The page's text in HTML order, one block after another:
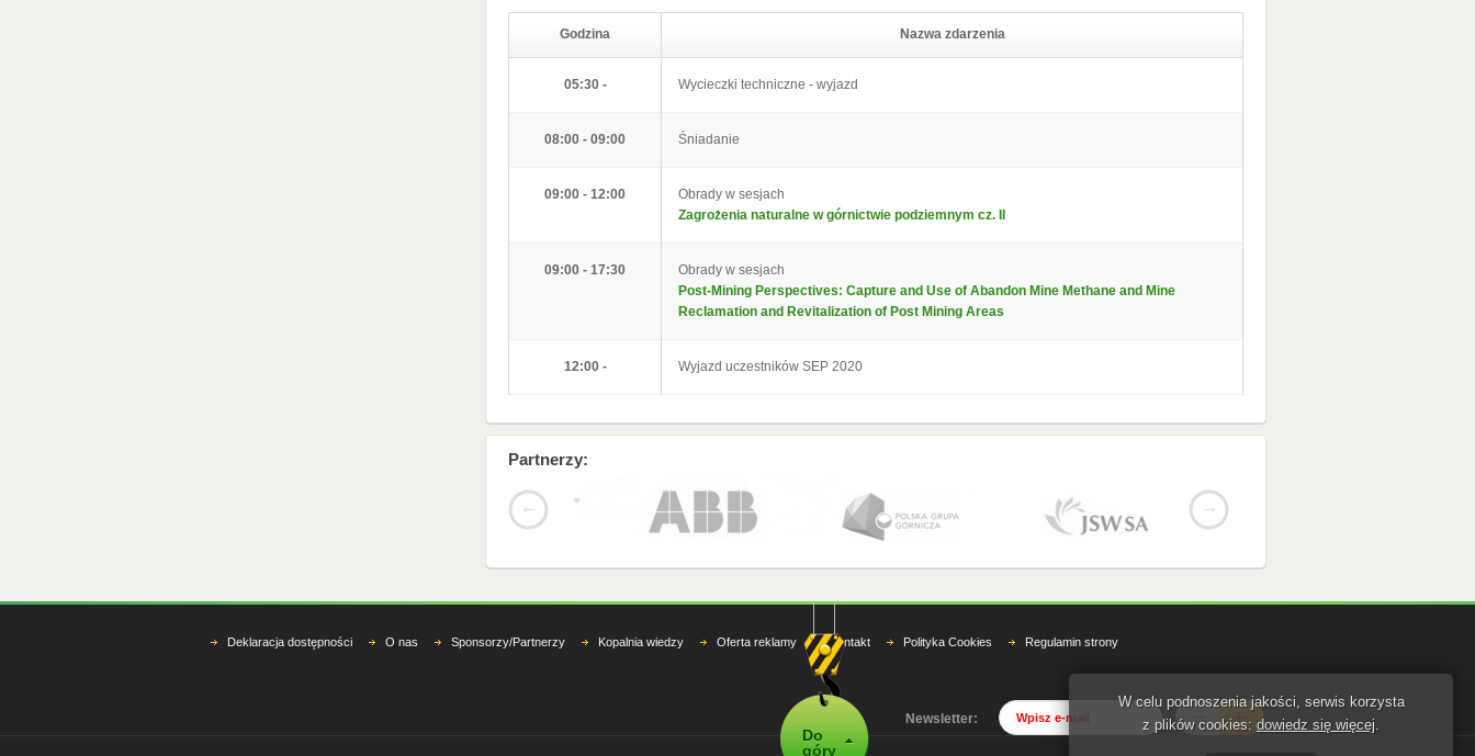
Godzina Nazwa zdarzenia
05:30 - Wycieczki techniczne - wyjazd
08:00 - 09:00 Śniadanie
09:00 - 12:00
Obrady w sesjach
Zagrożenia naturalne w górnictwie podziemnym cz. II
09:00 - 17:30
Obrady w sesjach
Post-Mining Perspectives: Capture and Use of Abandon Mine Methane and Mine
Reclamation and Revitalization of Post Mining Areas
12:00 - Wyjazd uczestników SEP 2020
Partnerzy:
Do
góry
Deklaracja dostępności O nas Sponsorzy/Partnerzy Kopalnia wiedzy Oferta reklamy Kontakt Polityka Cookies Regulamin strony
Newsletter:
W celu podnoszenia jakości, serwis korzysta
z plików cookies: dowiedz się więcej.